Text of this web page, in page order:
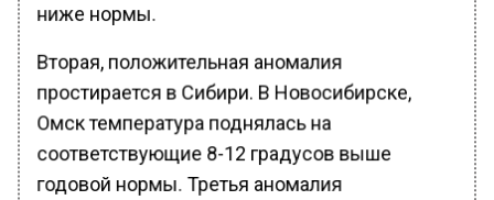
ниже нормы.
Вторая, положительная аномалия
простирается в Сибири. В Новосибирске,
Омск температура поднялась на
соответствующие 8-12 градусов выше
годовой нормы. Третья аномалия